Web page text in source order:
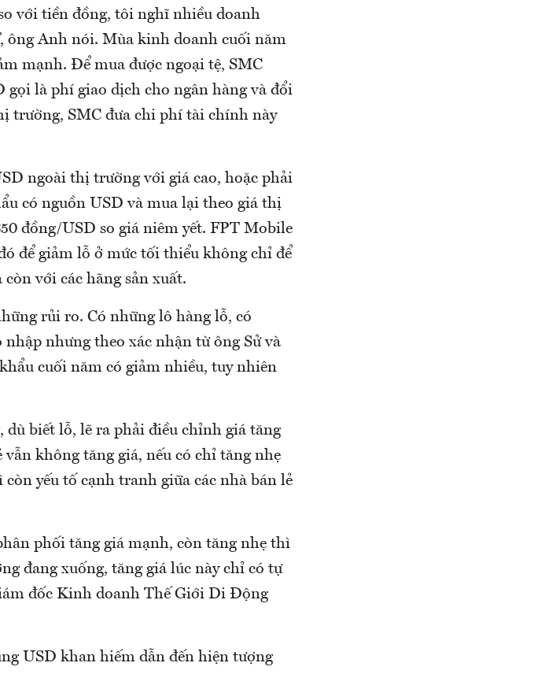
với tiền đồng, tôi nghĩ nhiều doanh
ông Anh nói. Mùa kinh doanh cuối năm
mạnh. Để mua được ngoại tệ, SMC
là phí giao dịch cho ngân hàng và đổi
trường, SMC đưa chi phí tài chính này
ngoài thị trường với giá cao, hoặc phải
có nguồn USD và mua lại theo giá thị
đồng/USD so giá niêm yết. FPT Mobile
để giảm lỗ ở mức tối thiểu không chỉ để
với các hãng sản xuất.
rủi ro. Có những lô hàng lỗ, có
nhưng theo xác nhận từ ông Sử và
cuối năm có giảm nhiều, tuy nhiên
biết lỗ, lẽ ra phải điều chỉnh giá tăng
không tăng giá, nếu có chỉ tăng nhẹ
yếu tố cạnh tranh giữa các nhà bán lẻ
phối tăng giá mạnh, còn tăng nhẹ thì
đang xuống, tăng giá lúc này chỉ có tự
đốc Kinh doanh Thế Giới Di Động
USD khan hiếm dẫn đến hiện tượng